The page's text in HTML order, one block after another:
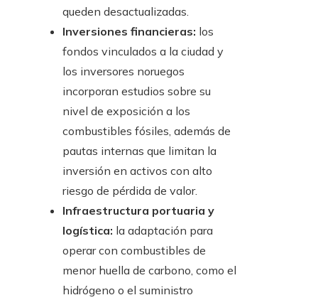
queden desactualizadas.
Inversiones financieras: los
fondos vinculados a la ciudad y
los inversores noruegos
incorporan estudios sobre su
nivel de exposición a los
combustibles fósiles, además de
pautas internas que limitan la
inversión en activos con alto
riesgo de pérdida de valor.
Infraestructura portuaria y
logística: la adaptación para
operar con combustibles de
menor huella de carbono, como el
hidrógeno o el suministro